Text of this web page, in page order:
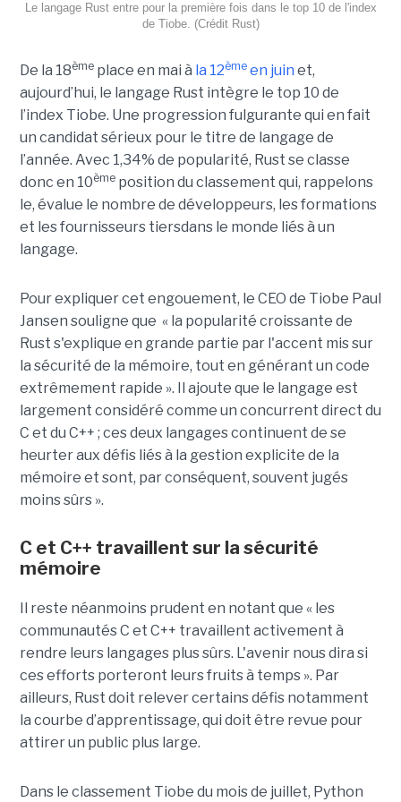
Le langage Rust entre pour la première fois dans le top 10 de l'index
de Tiobe. (Crédit Rust)
De la 18èmeplace en mai à la 12èmeen juin et,
aujourd’hui, le langage Rust intègre le top 10 de
l’index Tiobe. Une progression fulgurante qui en fait
un candidat sérieux pour le titre de langage de
l’année. Avec 1,34% de popularité, Rust se classe
donc en 10èmeposition du classement qui, rappelons
le, évalue le nombre de développeurs, les formations
et les fournisseurs tiersdans le monde liés à un
langage.
Pour expliquer cet engouement, le CEO de Tiobe Paul
Jansen souligne que « la popularité croissante de
Rust s'explique en grande partie par l'accent mis sur
la sécurité de la mémoire, tout en générant un code
extrêmement rapide ». Il ajoute que le langage est
largement considéré comme un concurrent direct du
C et du C++ ; ces deux langages continuent de se
heurter aux défis liés à la gestion explicite de la
mémoire et sont, par conséquent, souvent jugés
moins sûrs ».
C et C++ travaillent sur la sécurité
mémoire
Il reste néanmoins prudent en notant que « les
communautés C et C++ travaillent activement à
rendre leurs langages plus sûrs. L'avenir nous dira si
ces efforts porteront leurs fruits à temps ». Par
ailleurs, Rust doit relever certains défis notamment
la courbe d’apprentissage, qui doit être revue pour
attirer un public plus large.
Dans le classement Tiobe du mois de juillet, Python